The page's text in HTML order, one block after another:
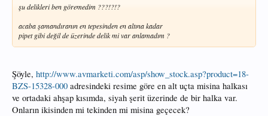
şu delikleri ben göremedim ???!?!?
acaba şamandıranın en tepesinden en altına kadar
pipet gibi değil de üzerinde delik mi var anlamadım ?
Şöyle, http://www.avmarketi.com/asp/show_stock.asp?product=18-
BZS-15328-000 adresindeki resime göre en alt uçta misina halkası
ve ortadaki ahşap kısımda, siyah şerit üzerinde de bir halka var.
Onların ikisinden mi tekinden mi misina geçecek?